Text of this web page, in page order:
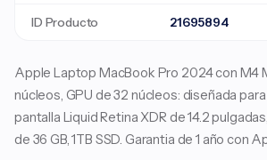
ID Producto 21695894
Apple Laptop MacBook Pro 2024 con M4
núcleos, GPU de 32 núcleos: diseñada
pantalla Liquid Retina XDR de 14.2
de 36 GB, 1TB SSD. Garantia de 1 año con